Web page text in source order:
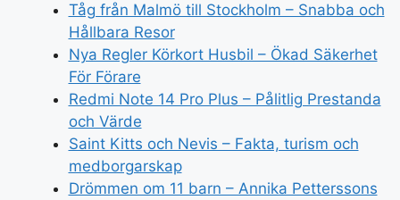
Tåg från Malmö till Stockholm – Snabba och
Hållbara Resor
Nya Regler Körkort Husbil – Ökad Säkerhet
För Förare
Redmi Note 14 Pro Plus – Pålitlig Prestanda
och Värde
Saint Kitts och Nevis – Fakta, turism och
medborgarskap
Drömmen om 11 barn – Annika Petterssons